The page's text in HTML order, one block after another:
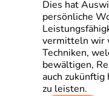
Dies hat
persönliche
vermitteln wir
Techniken,
bewältigen,
auch
zu leisten.